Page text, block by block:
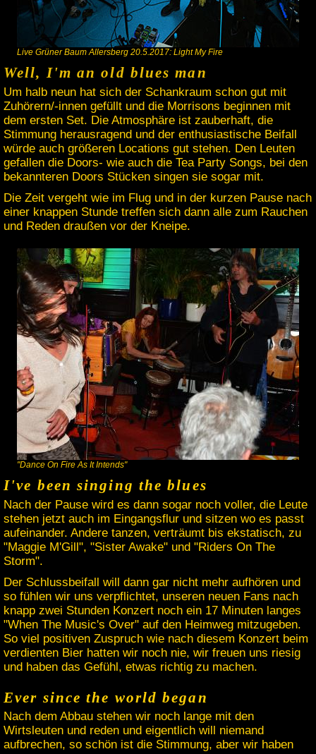
Live Grüner Baum Allersberg 20.5.2017: Light My Fire
Well, I'm an old blues man
Um halb neun hat sich der Schankraum schon gut mit
Zuhörern/-innen gefüllt und die Morrisons beginnen mit
dem ersten Set. Die Atmosphäre ist zauberhaft, die
Stimmung herausragend und der enthusiastische Beifall
würde auch größeren Locations gut stehen. Den Leuten
gefallen die Doors- wie auch die Tea Party Songs, bei den
bekannteren Doors Stücken singen sie sogar mit.
Die Zeit vergeht wie im Flug und in der kurzen Pause nach
einer knappen Stunde treffen sich dann alle zum Rauchen
und Reden draußen vor der Kneipe.
"Dance On Fire As It Intends"
I've been singing the blues
Nach der Pause wird es dann sogar noch voller, die Leute
stehen jetzt auch im Eingangsflur und sitzen wo es passt
aufeinander. Andere tanzen, verträumt bis ekstatisch, zu
"Maggie M'Gill", "Sister Awake" und "Riders On The
Storm".
Der Schlussbeifall will dann gar nicht mehr aufhören und
so fühlen wir uns verpflichtet, unseren neuen Fans nach
knapp zwei Stunden Konzert noch ein 17 Minuten langes
"When The Music's Over" auf den Heimweg mitzugeben.
So viel positiven Zuspruch wie nach diesem Konzert beim
verdienten Bier hatten wir noch nie, wir freuen uns riesig
und haben das Gefühl, etwas richtig zu machen.
Ever since the world began
Nach dem Abbau stehen wir noch lange mit den
Wirtsleuten und reden und eigentlich will niemand
aufbrechen, so schön ist die Stimmung, aber wir haben